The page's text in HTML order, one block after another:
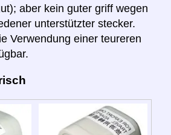
aber kein guter griff wegen
unterstützter stecker.
Verwendung einer teureren